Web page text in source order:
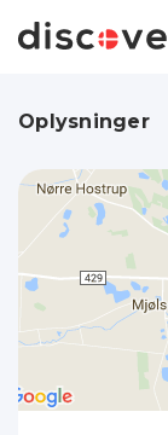
Oplysninger